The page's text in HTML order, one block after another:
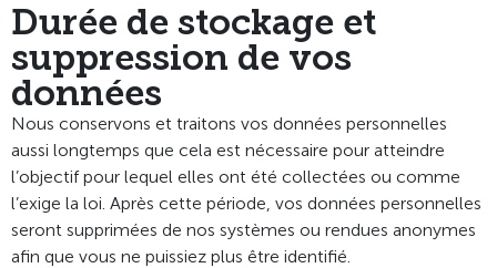
Durée de stockage et
suppression de vos
données
Nous conservons et traitons vos données personnelles
aussi longtemps que cela est nécessaire pour atteindre
l’objectif pour lequel elles ont été collectées ou comme
l’exige la loi. Après cette période, vos données personnelles
seront supprimées de nos systèmes ou rendues anonymes
afin que vous ne puissiez plus être identifié.